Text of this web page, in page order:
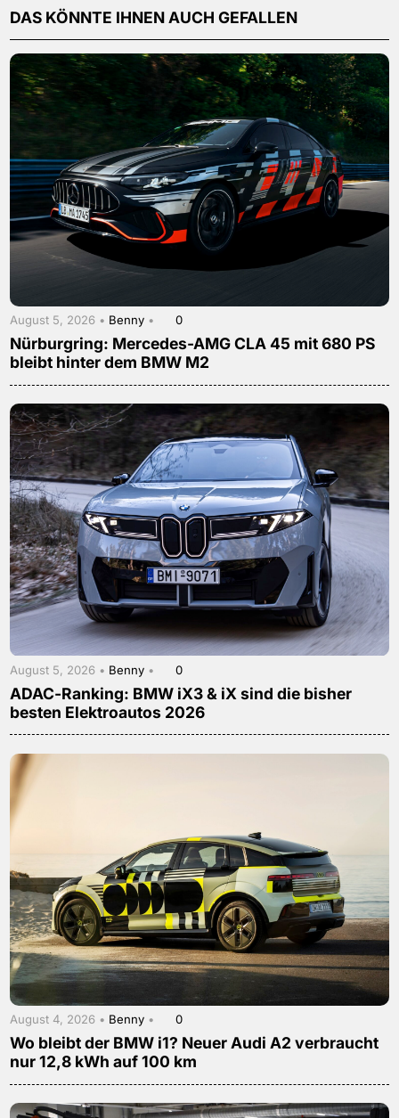
DAS KÖNNTE IHNEN AUCH GEFALLEN
August 5, 2026 • Benny • 0
Nürburgring: Mercedes-AMG CLA 45 mit 680 PS
bleibt hinter dem BMW M2
August 5, 2026 • Benny • 0
ADAC-Ranking: BMW iX3 & iX sind die bisher
besten Elektroautos 2026
August 4, 2026 • Benny • 0
Wo bleibt der BMW i1? Neuer Audi A2 verbraucht
nur 12,8 kWh auf 100 km